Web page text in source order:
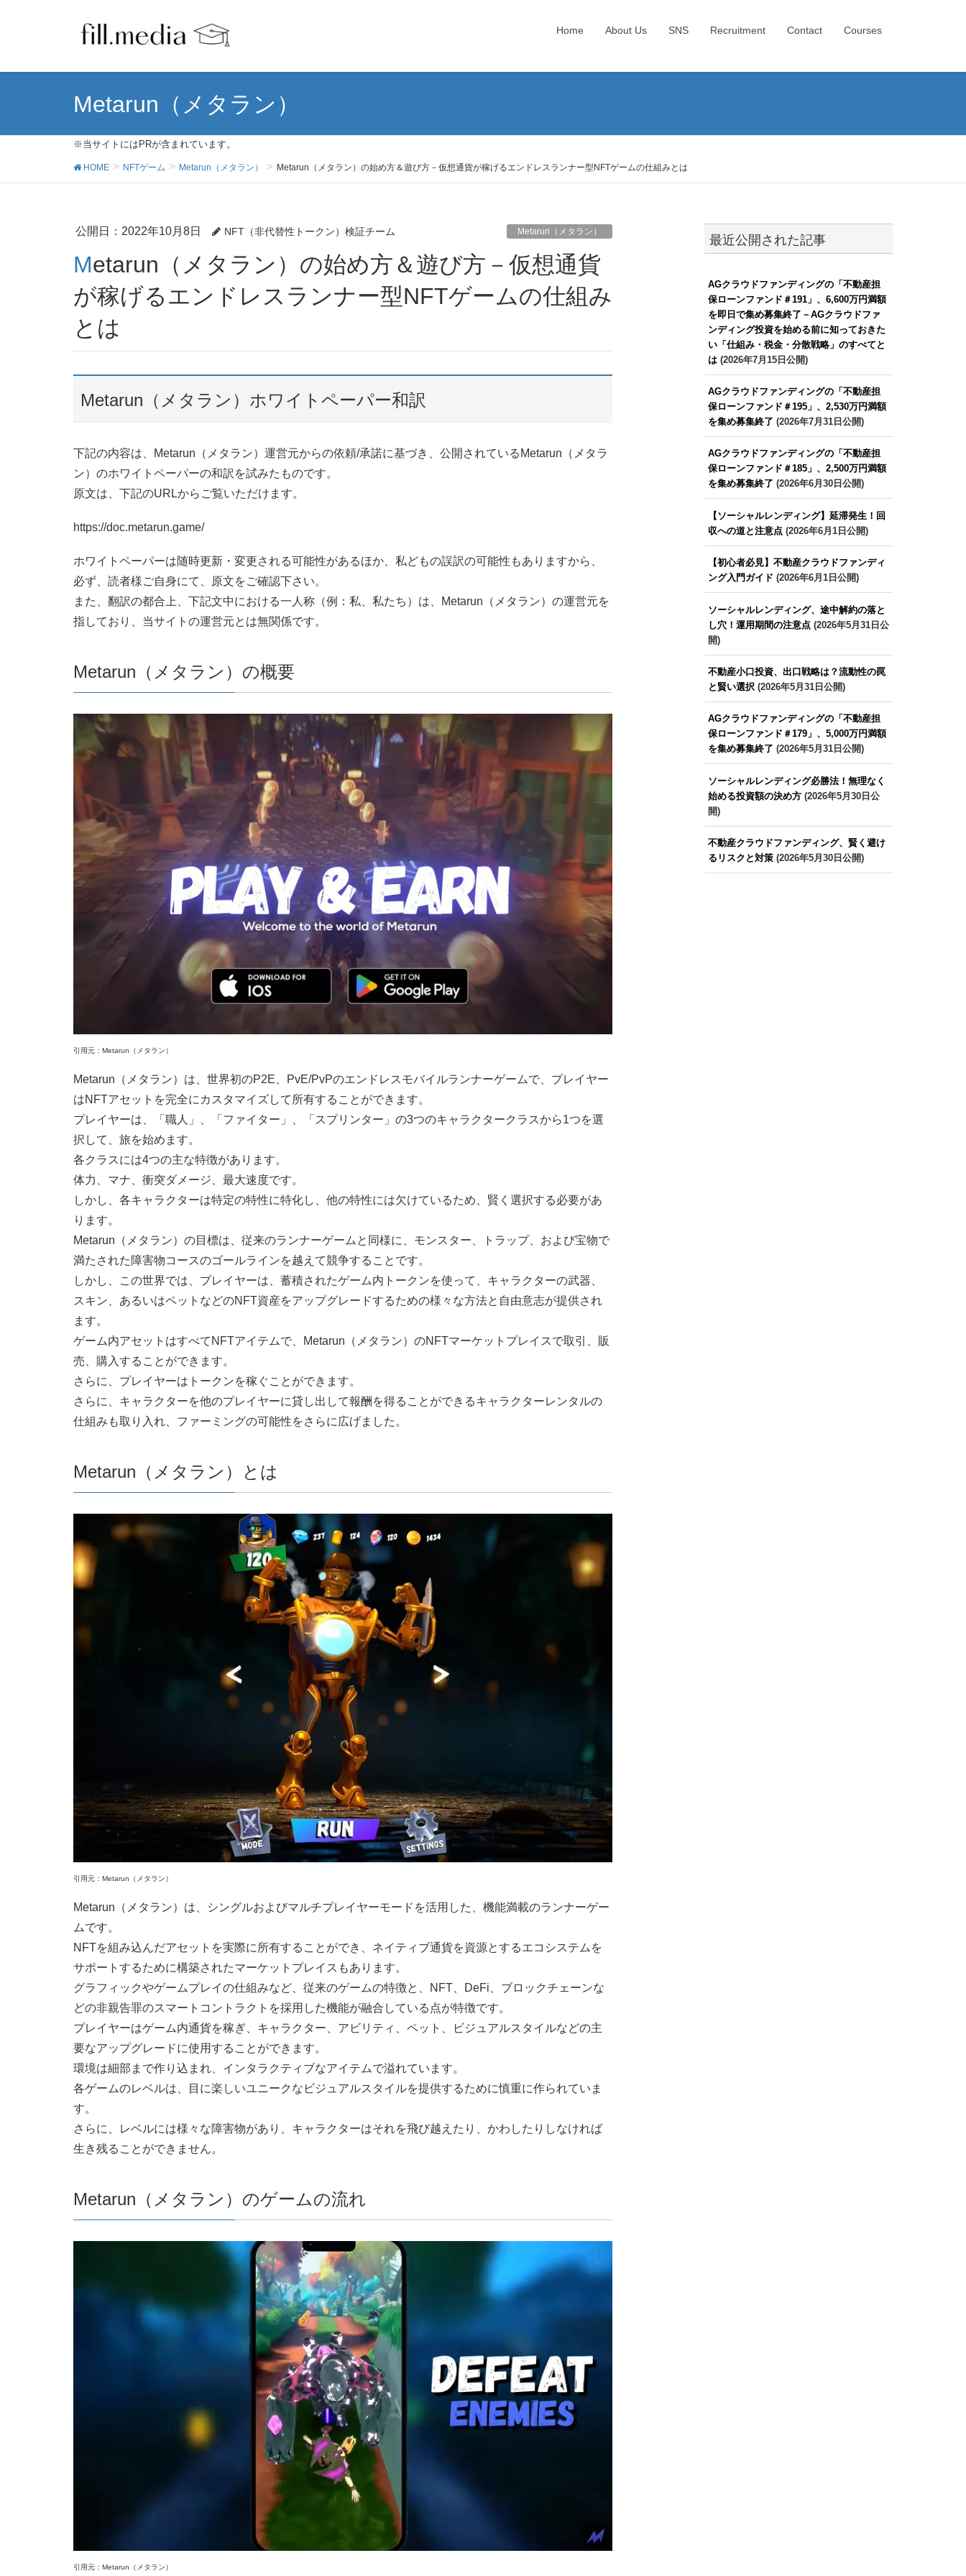
Home About Us SNS Recruitment Contact Courses
Metarun（メタラン）
※当サイトにはPRが含まれています。
HOME NFTゲーム Metarun（メタラン） Metarun（メタラン）の始め方＆遊び方－仮想通貨が稼げるエンドレスランナー型NFTゲームの仕組みとは
公開日： 2022年10月8日 NFT（非代替性トークン）検証チーム Metarun（メタラン）
Metarun（メタラン）の始め方＆遊び方－仮想通貨
が稼げるエンドレスランナー型NFTゲームの仕組み
とは
Metarun（メタラン）ホワイトペーパー和訳
下記の内容は、Metarun（メタラン）運営元からの依頼/承諾に基づき、公開されているMetarun（メタラ
ン）のホワイトペーパーの和訳を試みたものです。
原文は、下記のURLからご覧いただけます。
https://doc.metarun.game/
ホワイトペーパーは随時更新・変更される可能性があるほか、私どもの誤訳の可能性もありますから、
必ず、読者様ご自身にて、原文をご確認下さい。
また、翻訳の都合上、下記文中における一人称（例：私、私たち）は、Metarun（メタラン）の運営元を
指しており、当サイトの運営元とは無関係です。
Metarun（メタラン）の概要
引用元：Metarun（メタラン）
Metarun（メタラン）は、世界初のP2E、PvE/PvPのエンドレスモバイルランナーゲームで、プレイヤー
はNFTアセットを完全にカスタマイズして所有することができます。
プレイヤーは、「職人」、「ファイター」、「スプリンター」の3つのキャラクタークラスから1つを選
択して、旅を始めます。
各クラスには4つの主な特徴があります。
体力、マナ、衝突ダメージ、最大速度です。
しかし、各キャラクターは特定の特性に特化し、他の特性には欠けているため、賢く選択する必要があ
ります。
Metarun（メタラン）の目標は、従来のランナーゲームと同様に、モンスター、トラップ、および宝物で
満たされた障害物コースのゴールラインを越えて競争することです。
しかし、この世界では、プレイヤーは、蓄積されたゲーム内トークンを使って、キャラクターの武器、
スキン、あるいはペットなどのNFT資産をアップグレードするための様々な方法と自由意志が提供され
ます。
ゲーム内アセットはすべてNFTアイテムで、Metarun（メタラン）のNFTマーケットプレイスで取引、販
売、購入することができます。
さらに、プレイヤーはトークンを稼ぐことができます。
さらに、キャラクターを他のプレイヤーに貸し出して報酬を得ることができるキャラクターレンタルの
仕組みも取り入れ、ファーミングの可能性をさらに広げました。
Metarun（メタラン）とは
引用元：Metarun（メタラン）
Metarun（メタラン）は、シングルおよびマルチプレイヤーモードを活用した、機能満載のランナーゲー
ムです。
NFTを組み込んだアセットを実際に所有することができ、ネイティブ通貨を資源とするエコシステムを
サポートするために構築されたマーケットプレイスもあります。
グラフィックやゲームプレイの仕組みなど、従来のゲームの特徴と、NFT、DeFi、ブロックチェーンな
どの非親告罪のスマートコントラクトを採用した機能が融合している点が特徴です。
プレイヤーはゲーム内通貨を稼ぎ、キャラクター、アビリティ、ペット、ビジュアルスタイルなどの主
要なアップグレードに使用することができます。
環境は細部まで作り込まれ、インタラクティブなアイテムで溢れています。
各ゲームのレベルは、目に楽しいユニークなビジュアルスタイルを提供するために慎重に作られていま
す。
さらに、レベルには様々な障害物があり、キャラクターはそれを飛び越えたり、かわしたりしなければ
生き残ることができません。
Metarun（メタラン）のゲームの流れ
引用元：Metarun（メタラン）
最近公開された記事
AGクラウドファンディングの「不動産担
保ローンファンド＃191」、6,600万円満額
を即日で集め募集終了－AGクラウドファ
ンディング投資を始める前に知っておきた
い「仕組み・税金・分散戦略」のすべてと
は(2026年7月15日公開)
AGクラウドファンディングの「不動産担
保ローンファンド＃195」、2,530万円満額
を集め募集終了 (2026年7月31日公開)
AGクラウドファンディングの「不動産担
保ローンファンド＃185」、2,500万円満額
を集め募集終了 (2026年6月30日公開)
【ソーシャルレンディング】延滞発生！回
収への道と注意点(2026年6月1日公開)
【初心者必見】不動産クラウドファンディ
ング入門ガイド (2026年6月1日公開)
ソーシャルレンディング、途中解約の落と
し穴！運用期間の注意点(2026年5月31日公
開)
不動産小口投資、出口戦略は？流動性の罠
と賢い選択(2026年5月31日公開)
AGクラウドファンディングの「不動産担
保ローンファンド＃179」、5,000万円満額
を集め募集終了 (2026年5月31日公開)
ソーシャルレンディング必勝法！無理なく
始める投資額の決め方(2026年5月30日公
開)
不動産クラウドファンディング、賢く避け
るリスクと対策(2026年5月30日公開)